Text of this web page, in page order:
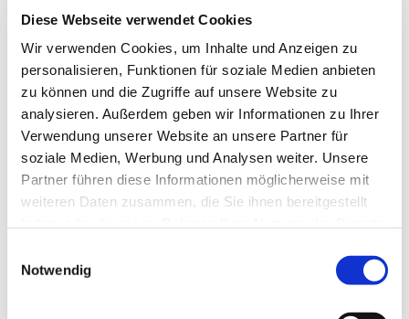
Diese Webseite verwendet Cookies
Wir verwenden Cookies, um Inhalte und Anzeigen zu
personalisieren, Funktionen für soziale Medien anbieten
zu können und die Zugriffe auf unsere Website zu
analysieren. Außerdem geben wir Informationen zu Ihrer
Verwendung unserer Website an unsere Partner für
soziale Medien, Werbung und Analysen weiter. Unsere
Partner führen diese Informationen möglicherweise mit
weiteren Daten zusammen, die Sie ihnen bereitgestellt
Notwendig
Einwilligung weiter.Die Verarbeitung der in das
Kontaktformular eingegebenen Daten erfolgt somit
ausschließlich auf Grundlage Ihrer Einwilligung (Art. 6
Abs. 1 lit. a DSGVO). Sie können diese Einwilligung
jederzeit widerrufen. Dazu reicht eine formlose
Mitteilung per E-Mail an uns. Die Rechtmäßigkeit der
bis zum Widerruf erfolgten
Datenverarbeitungsvorgänge bleibt vom Widerruf
unberührt.Die von Ihnen im Kontaktformular
eingegebenen Daten verbleiben bei uns, bis Sie uns
zur Löschung auffordern, Ihre Einwilligung zur